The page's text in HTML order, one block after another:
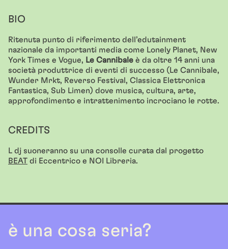
BIO
Ritenuta punto di riferimento dell’edutainment
nazionale da importanti media come Lonely Planet, New
York Times e Vogue, Le Cannibale è da oltre 14 anni una
società produttrice di eventi di successo (Le Cannibale,
Wunder Mrkt, Reverso Festival, Classica Elettronica
Fantastica, Sub Limen) dove musica, cultura, arte,
approfondimento e intrattenimento incrociano le rotte.
CREDITS
L dj suoneranno su una consolle curata dal progetto
BEAT di Eccentrico e NOI Libreria.
è una cosa seria?